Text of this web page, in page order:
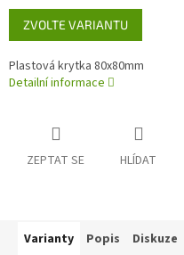
Měrná
cena:
ZVOLTE VARIANTU
Plastová krytka 80x80mm
Detailní informace
ZEPTAT SE HLÍDAT
Varianty Popis Diskuze